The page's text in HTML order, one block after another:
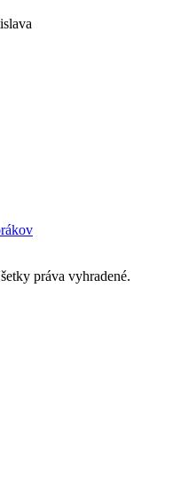
práva vyhradené.